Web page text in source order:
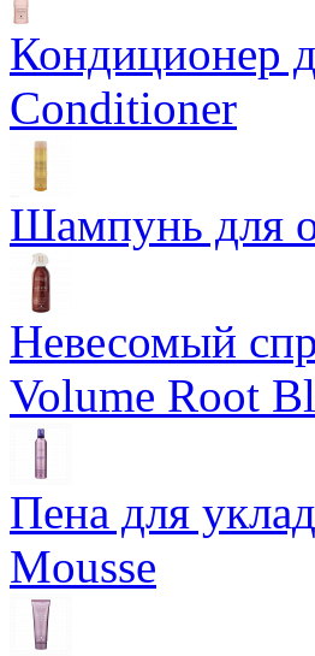
Кондиционер
Conditioner
Шампунь для
Невесомый
Volume Root
Пена для
Mousse